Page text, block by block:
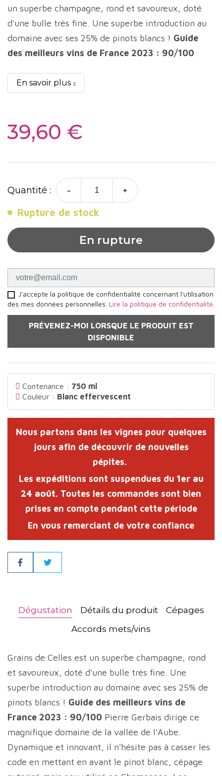
un superbe champagne, rond et savoureux, doté
d'une bulle très fine. Une superbe introduction au
domaine avec ses 25% de pinots blancs ! Guide
des meilleurs vins de France 2023 : 90/100
En savoir plus
39,60 €
Quantité : -
+
Rupture de stock
En rupture
J'accepte la politique de confidentialité concernant l'utilisation
des mes données personnelles. Lire la politique de confidentialité
PRÉVENEZ-MOI LORSQUE LE PRODUIT EST
DISPONIBLE
Contenance : 750 ml
Couleur : Blanc effervescent
Nous partons dans les vignes pour quelques
jours afin de découvrir de nouvelles
pépites.
Les expéditions sont suspendues du 1er au
24 août. Toutes les commandes sont bien
prises en compte pendant cette période
En vous remerciant de votre confiance
Partager
Dégustation
Grains de Celles est un superbe champagne, rond
et savoureux, doté d'une bulle très fine. Une
superbe introduction au domaine avec ses 25% de
pinots blancs ! Guide des meilleurs vins de
France 2023 : 90/100 Pierre Gerbais dirige ce
magnifique domaine de la vallée de l'Aube.
Dynamique et innovant, il n'hésite pas à casser les
code en mettant en avant le pinot blanc, cépage
Détails du produit
Cépages
Accords mets/vins